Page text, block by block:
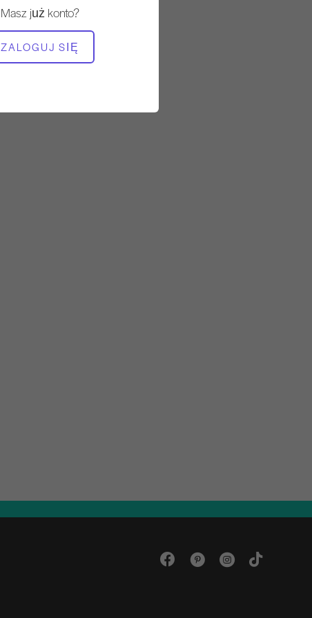
Masz już konto?
ZALOGUJ SIĘ
POTRZEBNY SPRZĘT
Reformator